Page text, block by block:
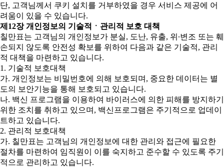
단, 고객님께서 쿠키 설치를 거부하였을 경우 서비스 제공에 어
려움이 있을 수 있습니다.
제12장 개인정보의 기술적ㆍ관리적 보호 대책
칠만표는 고객님의 개인정보가 분실, 도난, 유출, 위∙변조 또는 훼
손되지 않도록 안전성 확보를 위하여 다음과 같은 기술적, 관리
적 대책을 마련하고 있습니다.
1. 기술적 보호대책
가. 개인정보는 비밀번호에 의해 보호되며, 중요한 데이터는 별
도의 보안기능을 통해 보호되고 있습니다.
나. 백신 프로그램을 이용하여 바이러스에 의한 피해를 방지하기
위한 조치를 취하고 있으며, 백신프로그램은 주기적으로 업데이
트하고 있습니다.
2. 관리적 보호대책
가. 칠만표는 고객님의 개인정보에 대한 관리와 접근에 필요한
절차를 마련하여 임직원이 이를 숙지하고 준수할 수 있도록 주기
적으로 관리하고 있습니다.